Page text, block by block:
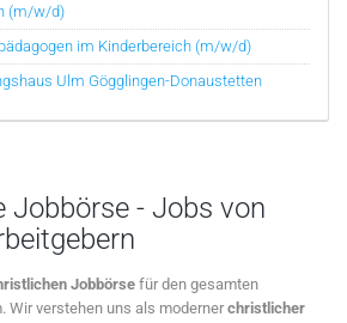
(m/w/d)
im Kinderbereich (m/w/d)
Ulm Gögglingen-Donaustetten
Jobbörse - Jobs von
Jobbörse für den gesamten
Wir verstehen uns als modernerchristlicher